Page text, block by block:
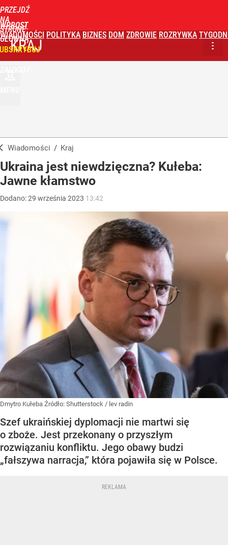
PRZEJDŹ
NA
STRONĘ
GŁÓWNĄ
WPROST
WIADOMOŚCI POLITYKA BIZNES DOM ZDROWIE ROZRYWKA
KRAJ
Wiadomości / Kraj
Ukraina jest niewdzięczna? Kułeba:
Jawne kłamstwo
Dodano:29 września 2023 13:42
Dmytro Kułeba Źródło: Shutterstock / lev radin
Szef ukraińskiej dyplomacji nie martwi się
o zboże. Jest przekonany o przyszłym
rozwiązaniu konfliktu. Jego obawy budzi
„fałszywa narracja,” która pojawiła się w Polsce.